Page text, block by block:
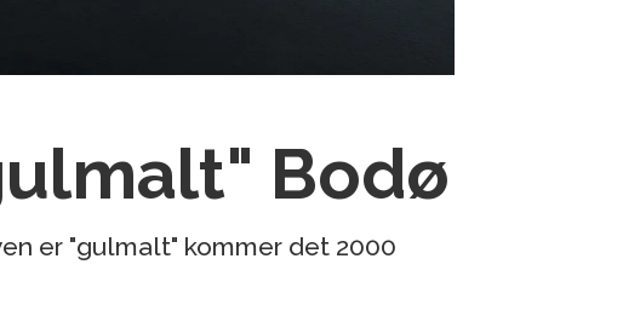
Bodø
er "gulmalt" kommer det 2000